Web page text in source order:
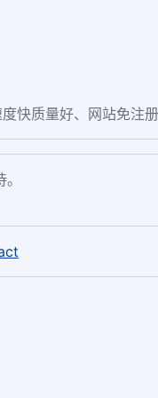
快质量好、网站免注